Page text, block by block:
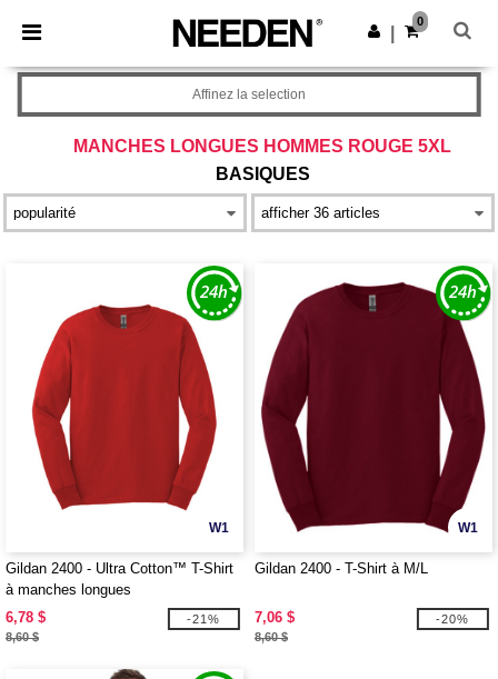
× Appli Needen
Meilleurs prix sur l’app !
Obtenir l'appli
0
MANCHES LONGUES HOMMES ROUGE 5XL
BASIQUES
Affinez la selection
W1
Gildan 2400 - Ultra Cotton™ T-Shirt
à manches longues
6,78 $
8,60 $
-21%
W1
Gildan 2400 - T-Shirt à M/L
7,06 $
8,60 $
-20%